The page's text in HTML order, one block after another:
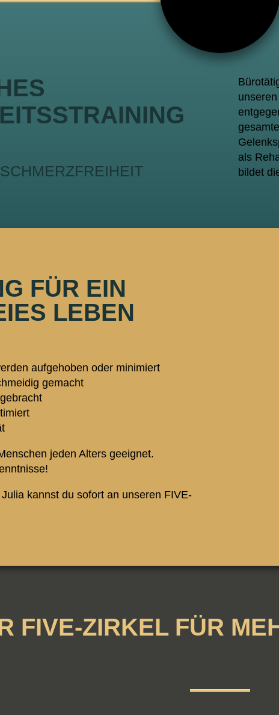
als
bildet
FÜR EIN
LEBEN
aufgehoben oder minimiert
gemacht
jeden Alters geeignet.
kannst du sofort an unseren FIVE-
FIVE-ZIRKEL FÜR